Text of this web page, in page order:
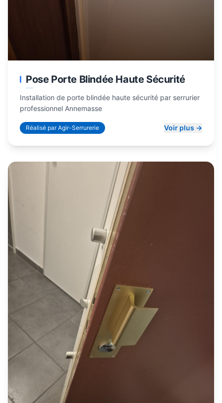
Pose Porte Blindée Haute Sécurité
Installation de porte blindée haute sécurité par serrurier
professionnel Annemasse
Réalisé par Agir-Serrurerie Voir plus →